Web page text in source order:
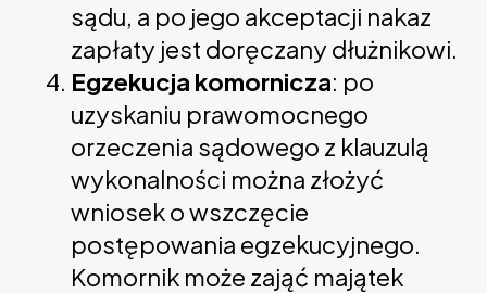
sądu, a po jego akceptacji nakaz
zapłaty jest doręczany dłużnikowi.
Egzekucja komornicza: po
uzyskaniu prawomocnego
orzeczenia sądowego z klauzulą
wykonalności można złożyć
wniosek o wszczęcie
postępowania egzekucyjnego.
Komornik może zająć majątek